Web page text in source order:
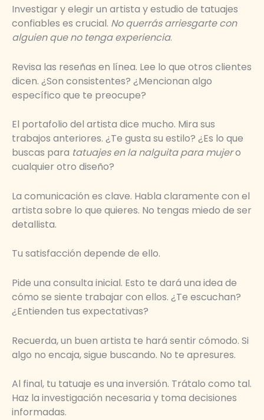
Investigar y elegir un artista y estudio de tatuajes
confiables es crucial. No querrás arriesgarte con
alguien que no tenga experiencia.
Revisa las reseñas en línea. Lee lo que otros clientes
dicen. ¿Son consistentes? ¿Mencionan algo
específico que te preocupe?
El portafolio del artista dice mucho. Mira sus
trabajos anteriores. ¿Te gusta su estilo? ¿Es lo que
buscas para tatuajes en la nalguita para mujero
cualquier otro diseño?
La comunicación es clave. Habla claramente con el
artista sobre lo que quieres. No tengas miedo de ser
detallista.
Tu satisfacción depende de ello.
Pide una consulta inicial. Esto te dará una idea de
cómo se siente trabajar con ellos. ¿Te escuchan?
¿Entienden tus expectativas?
Recuerda, un buen artista te hará sentir cómodo. Si
algo no encaja, sigue buscando. No te apresures.
Al final, tu tatuaje es una inversión. Trátalo como tal.
Haz la investigación necesaria y toma decisiones
informadas.